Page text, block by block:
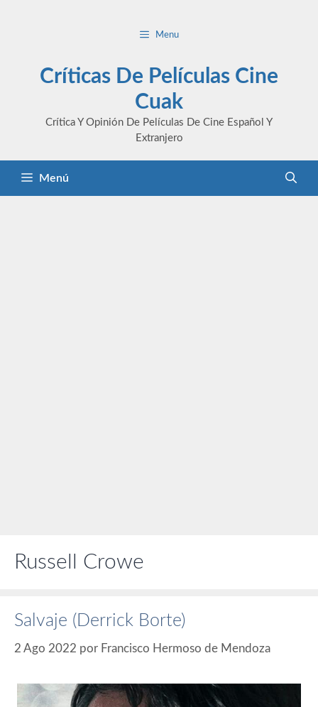
Menu
Críticas De Películas Cine
Cuak
Crítica Y Opinión De Películas De Cine Español Y
Extranjero
Menú
Russell Crowe
Salvaje (Derrick Borte)
2 Ago 2022 por Francisco Hermoso de Mendoza